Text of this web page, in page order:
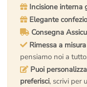
Incisione interna
Elegante
Consegna
Rimessa a
pensiamo noi a
Puoi
preferisci, scrivi per